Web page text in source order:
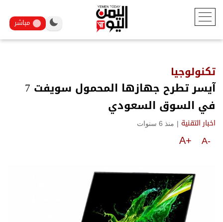
مباشر
تكنولوجيا
آيسر تطرح جهازها المحمول سويفت 7
في السوق السعودي
اخبار التقنية | منذ 6 سنوات
A-
A+